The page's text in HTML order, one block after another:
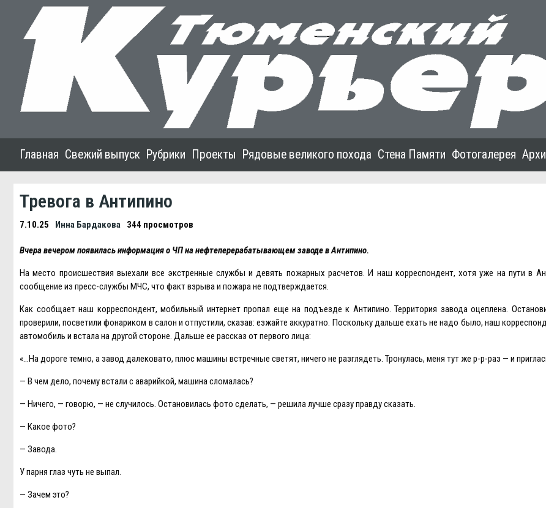
Главная Свежий выпуск Рубрики Проекты Рядовые великого похода Стена Памяти Фотогалерея
Тревога в Антипино
7.10.25 Инна Бардакова 344 просмотров
Вчера вечером появилась информация о ЧП на нефтеперерабатывающем заводе в Антипино.
На место происшествия выехали все экстренные службы и девять пожарных расчетов. И наш корреспондент, хотя уже на пути в
сообщение из пресс-службы МЧС, что факт взрыва и пожара не подтверждается.
Как сообщает наш корреспондент, мобильный интернет пропал еще на подъезде к Антипино. Территория завода оцеплена.
проверили, посветили фонариком в салон и отпустили, сказав: езжайте аккуратно. Поскольку дальше ехать не надо было, наш
автомобиль и встала на другой стороне. Дальше ее рассказ от первого лица:
«…На дороге темно, а завод далековато, плюс машины встречные светят, ничего не разглядеть. Тронулась, меня тут же р-р-раз — и
— В чем дело, почему встали с аварийкой, машина сломалась?
— Ничего, — говорю, — не случилось. Остановилась фото сделать, — решила лучше сразу правду сказать.
— Какое фото?
— Завода.
У парня глаз чуть не выпал.
— Зачем это?